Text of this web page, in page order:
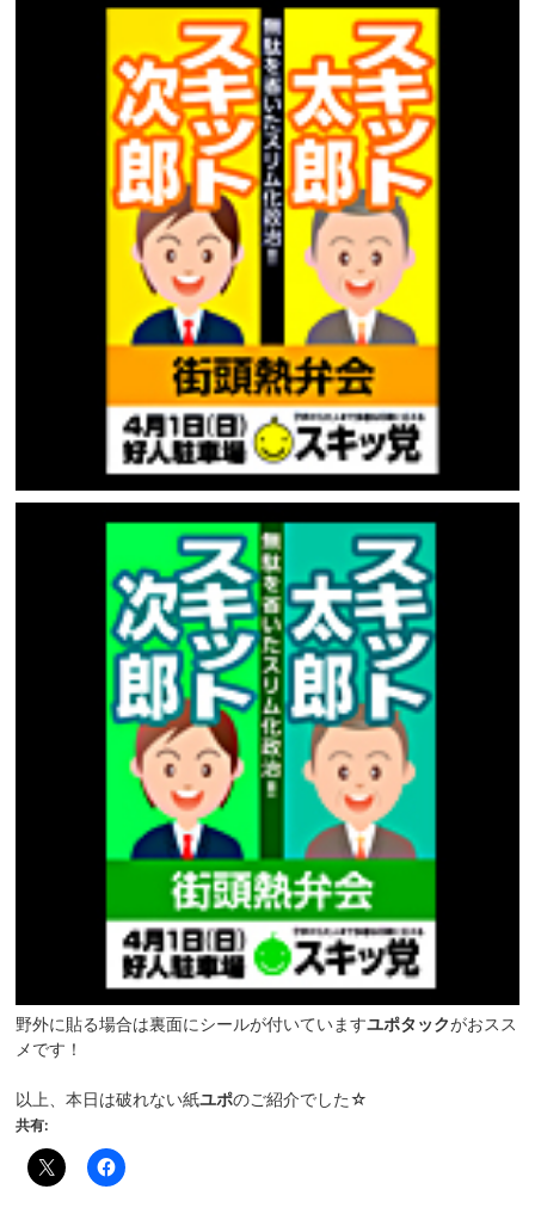
野外に貼る場合は裏面にシールが付いていますユポタックがおスス
メです！
以上、本日は破れない紙ユポのご紹介でした☆
共有: